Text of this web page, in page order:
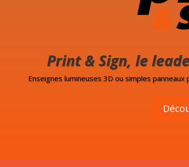
Print & Sign, le
Enseignes lumineuses 3D ou simples panneaux